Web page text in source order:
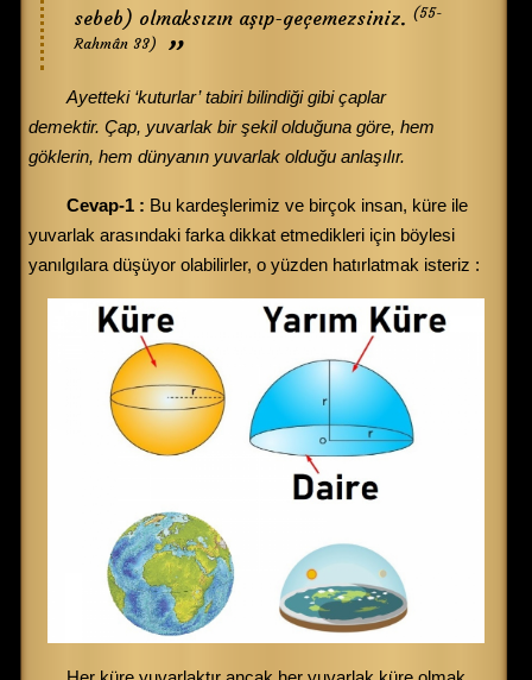
sebeb) olmaksızın aşıp-geçemezsiniz. (55-
Rahmân 33)
Ayetteki ‘kuturlar’ tabiri bilindiği gibi çaplar
demektir. Çap, yuvarlak bir şekil olduğuna göre, hem
göklerin, hem dünyanın yuvarlak olduğu anlaşılır.
Cevap-1 : Bu kardeşlerimiz ve birçok insan, küre ile
yuvarlak arasındaki farka dikkat etmedikleri için böylesi
yanılgılara düşüyor olabilirler, o yüzden hatırlatmak isteriz :